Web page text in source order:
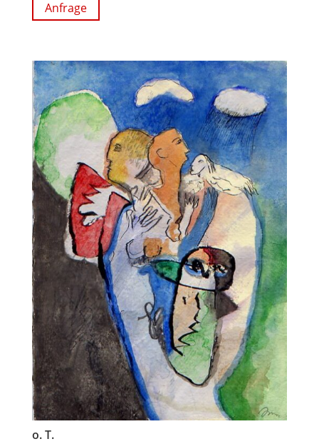
Anfrage
o. T.